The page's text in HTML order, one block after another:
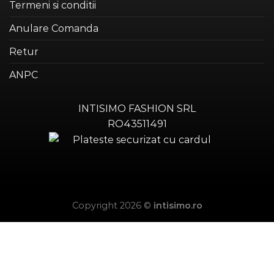
Termeni si conditii
Anulare Comanda
Retur
ANPC
INTISIMO FASHION SRL
RO43511491
Copyright 2026 © intisimo.ro